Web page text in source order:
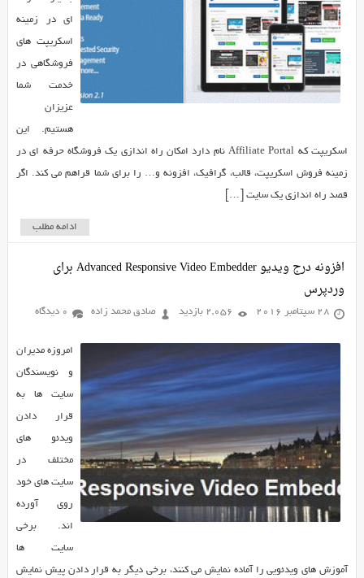
ای در زمینه
اسکریپت های
فروشگاهی در
خدمت شما
عزیزان
هستیم. این
اسکریپت که Affiliate Portal نام دارد امکان راه اندازی یک فروشگاه حرفه ای در
زمینه فروش اسکریپت، قالب، گرافیک، افزونه و… را برای شما قراهم می کند. اگر
قصد راه اندازی یک سایت […]
ادامه مطلب
افزونه درج ویدیو Advanced Responsive Video Embedder برای
وردپرس
28 سپتامبر 2016 2,056 بازدید صادق محمد زاده 0 دیدگاه
امروزه مدیران
و نویسندگان
سایت ها به
قرار دادن
ویدئو های
مختلف در
سایت های خود
روی آورده
اند. برخی
سایت ها
آموزش های ویدئویی را آماده نمایش می کنند، برخی دیگر به قرار دادن پیش نمایش